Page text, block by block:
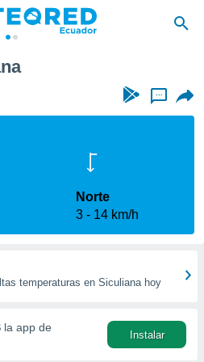
...
Norte
3
14 km/h
temperaturas en Siculiana hoy
la app de
Instalar